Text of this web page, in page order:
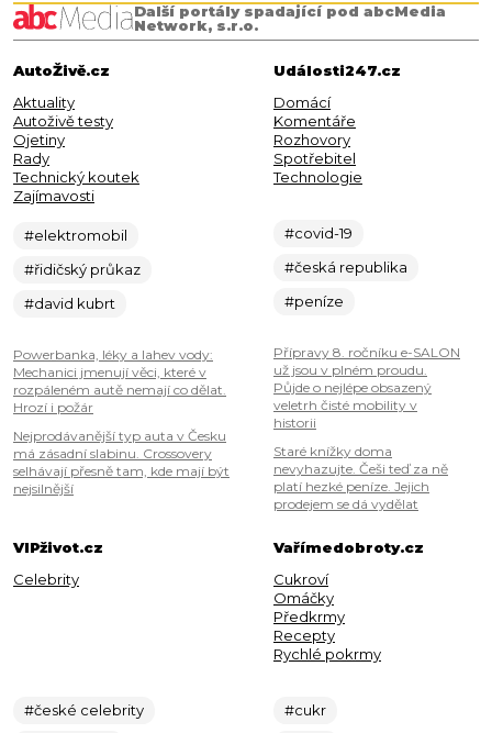
Další portály spadající pod abcMedia
Network, s.r.o.
AutoŽivě.cz
Aktuality
Autoživě testy
Ojetiny
Rady
Technický koutek
Zajímavosti
#elektromobil
#řidičský průkaz
#david kubrt
Powerbanka, léky a lahev vody:
Mechanici jmenují věci, které v
rozpáleném autě nemají co dělat.
Hrozí i požár
Nejprodávanější typ auta v Česku
má zásadní slabinu. Crossovery
selhávají přesně tam, kde mají být
nejsilnější
Události247.cz
Domácí
Komentáře
Rozhovory
Spotřebitel
Technologie
#covid-19
#česká republika
#peníze
Přípravy 8. ročníku e-SALON
už jsou v plném proudu.
Půjde o nejlépe obsazený
veletrh čisté mobility v
historii
Staré knížky doma
nevyhazujte. Češi teď za ně
platí hezké peníze. Jejich
prodejem se dá vydělat
VIPživot.cz
Celebrity
#české celebrity
Vařímedobroty.cz
Cukroví
Omáčky
Předkrmy
Recepty
Rychlé pokrmy
#cukr